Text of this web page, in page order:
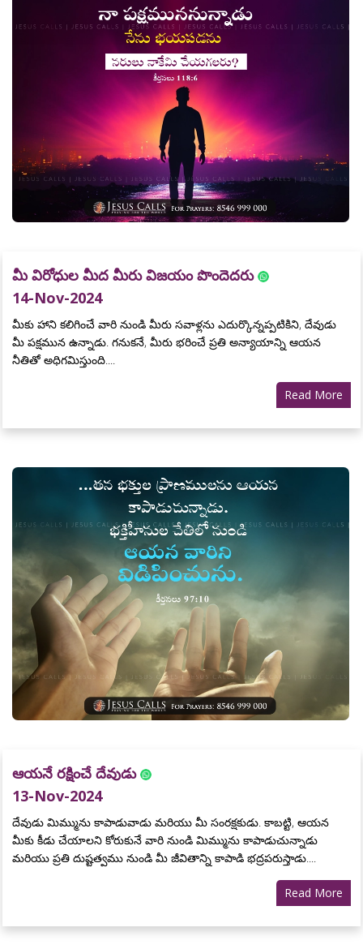
మీ విరోధుల మీద మీరు విజయం పొందెదరు
14-Nov-2024
మీకు హాని కలిగించే వారి నుండి మీరు సవాళ్లను ఎదుర్కొన్నప్పటికిని, దేవుడు
మీ పక్షమున ఉన్నాడు. గనుకనే, మీరు భరించే ప్రతి అన్యాయాన్ని ఆయన
నీతితో అధిగమిస్తుంది....
Read More
ఆయనే రక్షించే దేవుడు
13-Nov-2024
దేవుడు మిమ్మును కాపాడువాడు మరియు మీ సంరక్షకుడు. కాబట్టి, ఆయన
మీకు కీడు చేయాలని కోరుకునే వారి నుండి మిమ్మును కాపాడుచున్నాడు
మరియు ప్రతి దుష్టత్వము నుండి మీ జీవితాన్ని కాపాడి భద్రపరుస్తాడు....
Read More